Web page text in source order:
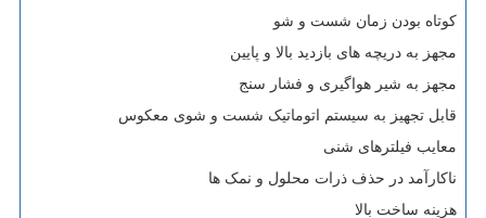
کوتاه بودن زمان شست و شو
مجهز به دریچه های بازدید بالا و پایین
مجهز به شیر هواگیری و فشار سنج
قابل تجهیز به سیستم اتوماتیک شست و شوی معکوس
معایب فیلترهای شنی
ناکارآمد در حذف ذرات محلول و نمک ها
هزینه ساخت بالا